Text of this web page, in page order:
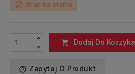
block Brak na stanie
 Dodaj Do Koszyka
help_outline Zapytaj O Produkt